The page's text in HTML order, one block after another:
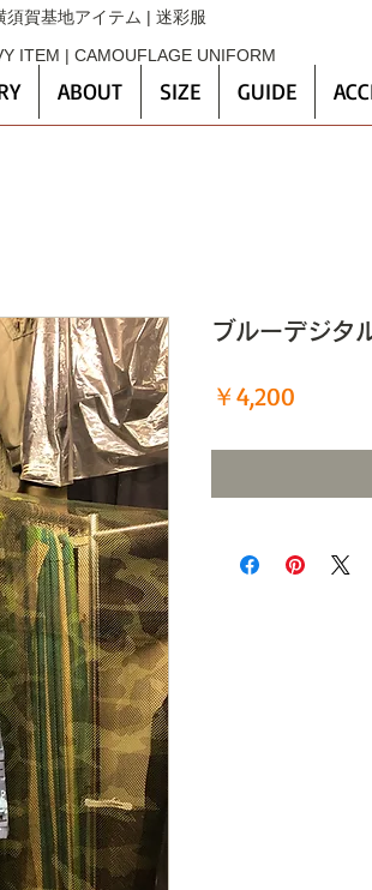
賀基地アイテム | 迷彩服
ITEM | CAMOUFLAGE UNIFORM
ABOUT SIZE GUIDE
ブルーデジタ
￥4,200